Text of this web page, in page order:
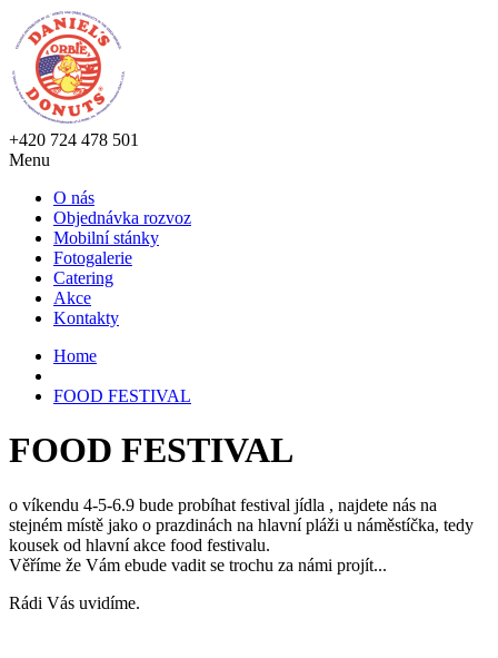
+420 724 478 501
Menu
O nás
Objednávka rozvoz
Mobilní stánky
Fotogalerie
Catering
Akce
Kontakty
Home
FOOD FESTIVAL
FOOD FESTIVAL
o víkendu 4-5-6.9 bude probíhat festival jídla , najdete nás na
stejném místě jako o prazdinách na hlavní pláži u náměstíčka, tedy
kousek od hlavní akce food festivalu.
Věříme že Vám ebude vadit se trochu za námi projít...
Rádi Vás uvidíme.